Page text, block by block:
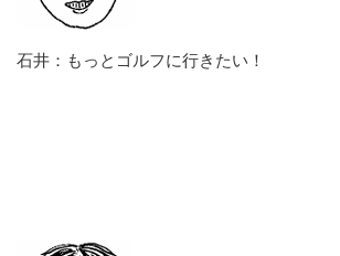
石井：もっとゴルフに行きたい！